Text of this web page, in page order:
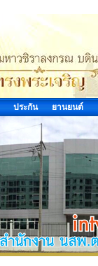
ประกัน ยานยนต์